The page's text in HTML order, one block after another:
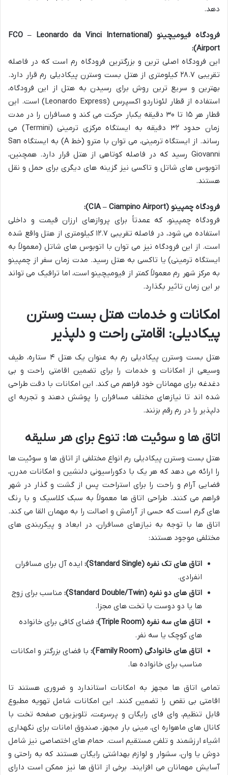
دهد.
فرودگاه فیومیچینو (FCO – Leonardo da Vinci International
Airport):
این فرودگاه اصلی ترین و بزرگترین فرودگاه رم است که در فاصله
تقریبی ۲۸.۷ کیلومتری از هتل بست وسترن پیکادیلی رم قرار دارد.
بهترین و سریع ترین روش برای رسیدن به هتل از این فرودگاه،
استفاده از قطار لئوناردو اکسپرس (Leonardo Express) است. این
قطار هر ۱۵ تا ۳۰ دقیقه یکبار حرکت می کند و مسافران را در مدت
زمان حدود ۳۲ دقیقه به ایستگاه مرکزی ترمینی (Termini) می
رساند. از ایستگاه ترمینی، می توان با مترو (خط A) به ایستگاه San
Giovanni رسید که در فاصله کوتاهی از هتل قرار دارد. همچنین،
اتوبوس های شاتل و تاکسی نیز گزینه های دیگری برای حمل و نقل
هستند.
فرودگاه چمپینو (CIA – Ciampino Airport):
فرودگاه چمپینو، که عمدتاً برای پروازهای ارزان قیمت و داخلی
استفاده می شود، در فاصله تقریبی ۱۲.۷ کیلومتری از هتل واقع شده
است. از این فرودگاه نیز می توان با اتوبوس های شاتل (معمولاً به
ایستگاه ترمینی) یا تاکسی به هتل رسید. مدت زمان سفر از چمپینو
به مرکز شهر رم معمولاً کمتر از فیومیچینو است، اما ترافیک می تواند
بر این زمان تاثیر بگذارد.
امکانات و خدمات هتل بست وسترن
پیکادیلی: اقامتی راحت و دلپذیر
هتل بست وسترن پیکادیلی رم به عنوان یک هتل ۴ ستاره، طیف
وسیعی از امکانات و خدمات را برای تضمین اقامتی راحت و بی
دغدغه برای مهمانان خود فراهم می کند. این امکانات با دقت طراحی
شده اند تا نیازهای مختلف مسافران را پوشش دهند و تجربه ای
دلپذیر را در رم رقم بزنند.
اتاق ها و سوئیت ها: تنوع برای هر سلیقه
هتل بست وسترن پیکادیلی رم انواع مختلفی از اتاق ها و سوئیت ها
را ارائه می دهد که هر یک با دکوراسیونی دلنشین و امکانات مدرن،
فضایی آرام و راحت را برای استراحت پس از گشت و گذار در شهر
فراهم می کنند. طراحی اتاق ها معمولاً به سبک کلاسیک و با رنگ
های گرم است که حسی از آرامش و اصالت را به مهمان القا می کند.
اتاق ها با توجه به نیازهای مسافران، در ابعاد و پیکربندی های
مختلفی موجود هستند:
اتاق های تک نفره (Standard Single):
ایده آل برای مسافران
انفرادی.
اتاق های دو نفره (Standard Double/Twin):
مناسب برای زوج
ها یا دو دوست با تخت های مجزا.
اتاق های سه نفره (Triple Room):
فضای کافی برای خانواده
های کوچک یا سه نفر.
اتاق های خانوادگی (Family Room):
با فضای بزرگتر و امکانات
مناسب برای خانواده ها.
تمامی اتاق ها مجهز به امکانات استاندارد و ضروری هستند تا
اقامتی بی نقص را تضمین کنند. این امکانات شامل تهویه مطبوع
قابل تنظیم، وای فای رایگان و پرسرعت، تلویزیون صفحه تخت با
کانال های ماهواره ای، مینی بار مجهز، صندوق امانات برای نگهداری
اشیاء ارزشمند و تلفن مستقیم است. حمام های اختصاصی نیز شامل
دوش یا وان، سشوار و لوازم بهداشتی رایگان هستند که به راحتی و
آسایش مهمانان می افزایند. برخی از اتاق ها نیز ممکن است دارای